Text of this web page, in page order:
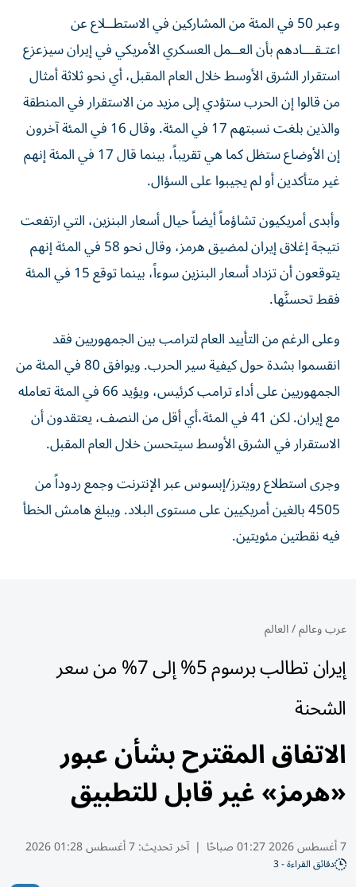
وعبر 50 في المئة من المشاركين في الاستطــلاع عن
اعتـقـــادهم بأن العــمل ‌العسكري الأمريكي في إيران سيزعزع
استقرار الشرق الأوسط ‌خلال العام المقبل، أي نحو ثلاثة أمثال
من قالوا إن الحرب ستؤدي إلى مزيد من الاستقرار في المنطقة
والذين بلغت نسبتهم 17 في المئة. وقال 16 في المئة آخرون
إن الأوضاع ستظل كما هي تقريباً، بينما قال 17 في المئة إنهم
غير متأكدين أو لم يجيبوا على السؤال.
وأبدى أمريكيون تشاؤماً أيضاً حيال أسعار البنزين، التي ارتفعت
نتيجة إغلاق إيران لمضيق هرمز، وقال نحو 58 في المئة إنهم
يتوقعون أن تزداد أسعار البنزين سوءاً، بينما توقع 15 في المئة
فقط تحسنَّها.
وعلى الرغم من التأييد العام لترامب بين الجمهوريين فقد
انقسموا بشدة حول كيفية سير الحرب. ويوافق 80 في المئة من
الجمهوريين على أداء ترامب كرئيس، ويؤيد 66 في المئة تعامله
مع إيران. لكن 41 في المئة،​أي أقل من النصف، يعتقدون أن
الاستقرار في الشرق الأوسط سيتحسن خلال العام المقبل.
وجرى استطلاع رويترز/إبسوس عبر الإنترنت وجمع ردوداً من
4505 بالغين أمريكيين على مستوى البلاد. ويبلغ هامش الخطأ
فيه نقطتين مئويتين.
عرب وعالم/العالم
إيران تطالب برسوم 5% إلى 7% من سعر
الشحنة
الاتفاق المقترح بشأن عبور
«هرمز» غير قابل للتطبيق
7 أغسطس 2026 01:27 صباحًا | آخر تحديث:7 أغسطس 01:28 2026
دقائق القراءة - 3